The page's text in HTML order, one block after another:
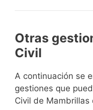
Otras
Civil
A continuación se
gestiones que
Civil de Mambrillas